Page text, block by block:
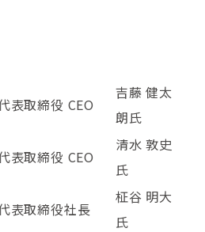
表取締役 CEO
吉藤 健太
朗氏
表取締役 CEO
清水 敦史
氏
表取締役社長
柾谷 明大
氏